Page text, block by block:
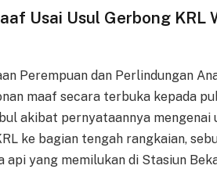
Usai Usul Gerbong KRL
Perempuan dan Perlindungan
maaf secara terbuka kepada
akibat pernyataannya mengenai
ke bagian tengah rangkaian,
yang memilukan di Stasiun